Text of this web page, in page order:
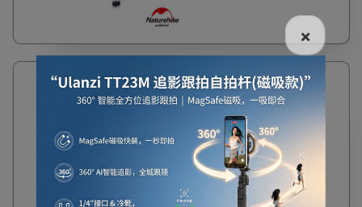
70%
OFF
Naturehike 戶外
鋁合金摺疊桌子(小
款) - 鈦色
(CNK2450JJ013)
| 燒烤野餐桌 | 超輕
便
$170 $567
×